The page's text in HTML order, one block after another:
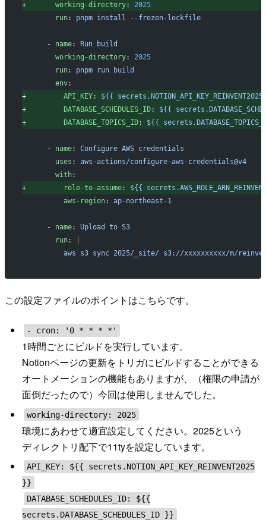
+
       working-directory
: 2025
       run
: pnpm install --frozen-lockfile
     -
name:
Run build
       working-directory
: 2025
       run
: pnpm run build
       env
:
+
         API_KEY
: ${{
+
         DATABASE_SCHEDULES_ID
: ${{
+
         DATABASE_TOPICS_ID
: ${{
     -
name: Configure AWS credentials
       uses
: aws-actions/configure-aws-credentials@v4
       with
:
+
         role-to-assume
: ${{
         aws-region
: ap-northeast-1
     -
name: Upload to S3
       run
:
aws s3 sync 2025/_site/ s3://xxxxxxxxxx/m/
この設定ファイルのポイントはこちらです。
- cron: '0 * * * *'
1時間ごとにビルドを実行しています。
Notionページの更新をトリガにビルドすることができる
オートメーションの機能もありますが、（権限の申請が
面倒だったので）今回は使用しませんでした。
working-directory: 2025
環境にあわせて適宜設定してください。2025という
ディレクトリ配下で11tyを設定しています。
API_KEY: ${{ secrets.NOTION_API_KEY_REINVENT2025
}}
DATABASE_SCHEDULES_ID: ${{
secrets.DATABASE_SCHEDULES_ID }}